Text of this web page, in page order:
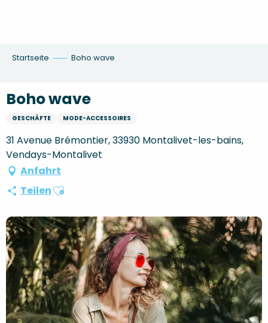
Startseite Boho wave
Boho wave
GESCHÄFTE MODE-ACCESSOIRES
31 Avenue Brémontier, 33930 Montalivet-les-bains,
Vendays-Montalivet
Anfahrt
TeilenAjouter aux favoris